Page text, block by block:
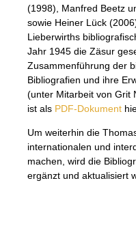
(1998), Manfred Beetz
sowie Heiner Lück
Lieberwirths
Jahr 1945 die Zäsur
Zusammenführung der
Bibliografien und ihre
(unter Mitarbeit von Grit
ist als PDF-Dokument
Um weiterhin die
internationalen und
machen, wird die
ergänzt und aktualisiert